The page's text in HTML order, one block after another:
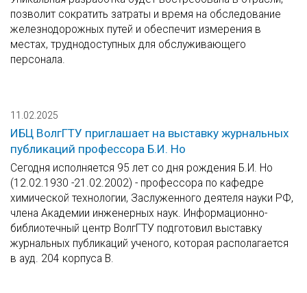
позволит сократить затраты и время на обследование
железнодорожных путей и обеспечит измерения в
местах, труднодоступных для обслуживающего
персонала.
11.02.2025
ИБЦ ВолгГТУ приглашает на выставку журнальных
публикаций профессора Б.И. Но
Сегодня исполняется 95 лет со дня рождения Б.И. Но
(12.02.1930 -21.02.2002) - профессора по кафедре
химической технологии, Заслуженного деятеля науки РФ,
члена Академии инженерных наук. Информационно-
библиотечный центр ВолгГТУ подготовил выставку
журнальных публикаций ученого, которая располагается
в ауд. 204 корпуса В.